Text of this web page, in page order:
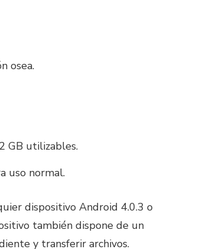
osea.
GB utilizables.
uso normal.
dispositivo Android 4.0.3 o
también dispone de un
y transferir archivos.